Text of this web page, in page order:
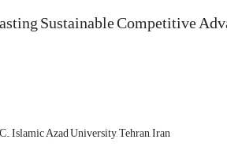
Sustainable Competitive
Islamic Azad University, Tehran, Iran